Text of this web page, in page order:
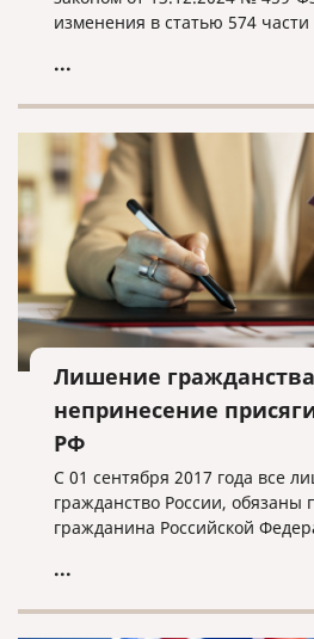
изменения в статью 574 части
...
Лишение
непринесение
РФ
С 01 сентября 2017 года все
гражданство России, обязаны
гражданина Российской
...